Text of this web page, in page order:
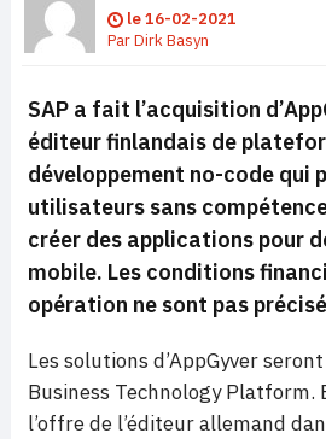
le16-02-2021
ParDirk Basyn
SAP a fait l’acquisition
éditeur finlandais de
développement no-code qui
utilisateurs sans
créer des applications pour
mobile. Les conditions
opération ne sont pas
Les solutions d’AppGyver
Business Technology Platform.
l’offre de l’éditeur allemand